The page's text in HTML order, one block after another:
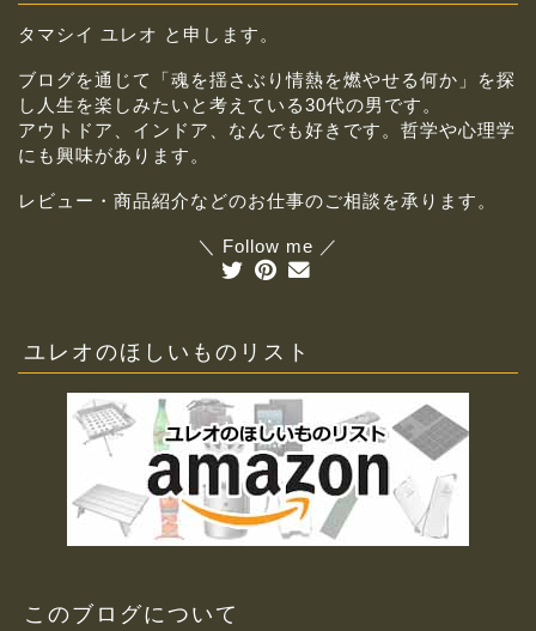
タマシイ ユレオ と申します。
ブログを通じて「魂を揺さぶり情熱を燃やせる何か」を探
し人生を楽しみたいと考えている30代の男です。
アウトドア、インドア、なんでも好きです。哲学や心理学
にも興味があります。
レビュー・商品紹介などのお仕事のご相談を承ります。
＼ Follow me ／
ユレオのほしいものリスト
このブログについて